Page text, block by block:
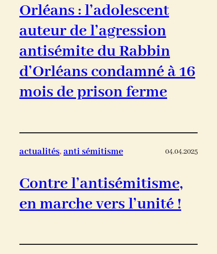
Orléans : l’adolescent
auteur de l’agression
antisémite du Rabbin
d’Orléans condamné à 16
mois de prison ferme
actualités, anti sémitisme 04.04.2025
Contre l’antisémitisme,
en marche vers l’unité !